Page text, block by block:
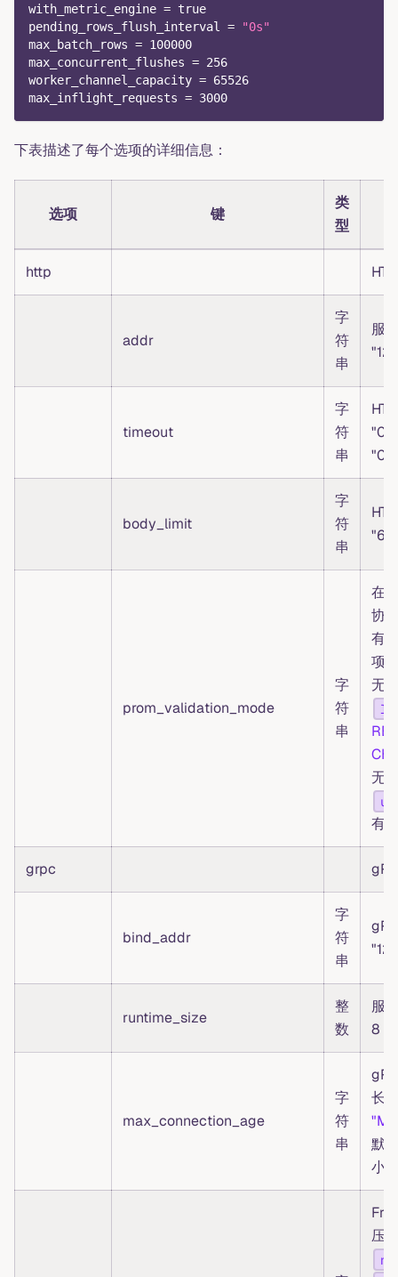
with_metric_engine = true
pending_rows_flush_interval =
"0s"
max_batch_rows = 100000
max_concurrent_flushes = 256
worker_channel_capacity = 65526
max_inflight_requests = 3000
下表描述了每个选项的详细信息：
选项 键
类
型
http
addr
字
符
串
服
timeout
字
符
串
body_limit
字
符
串
prom_validation_mode
字
符
串
在
协
有
项
无
无
有
grpc
bind_addr
字
符
串
runtime_size
整
数
服
8
max_connection_age
字
符
串
长
默
小
压